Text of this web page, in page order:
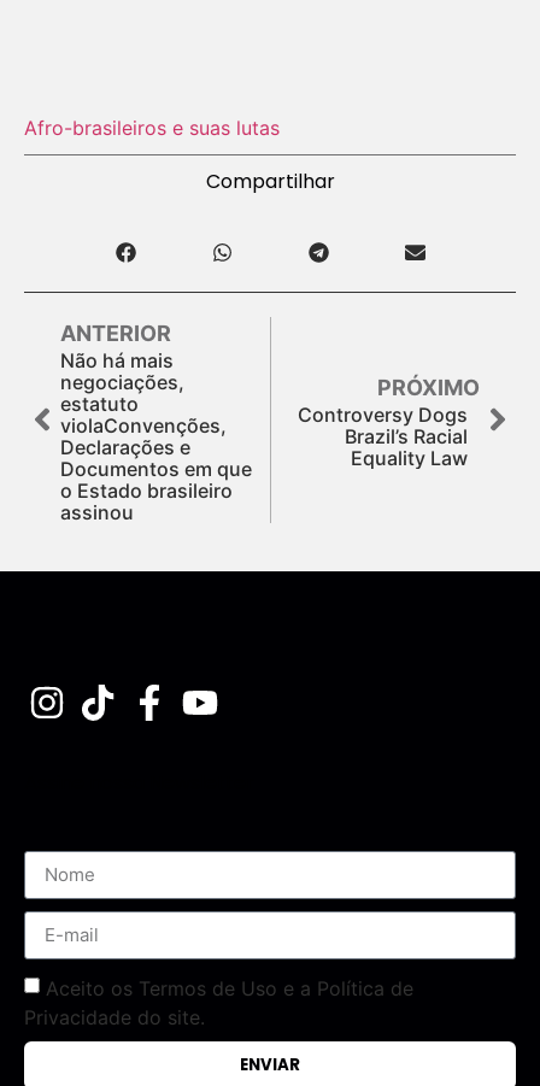
Afro-brasileiros e suas lutas
Compartilhar
ANTERIOR
Não há mais
negociações,
estatuto
violaConvenções,
Declarações e
Documentos em que
o Estado brasileiro
assinou
PRÓXIMO
Controversy Dogs
Brazil’s Racial
Equality Law
Aceito os Termos de Uso e a Política de
Privacidade do site.
ENVIAR